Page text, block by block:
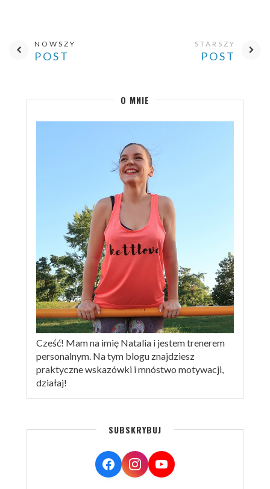
NOWSZY
POST
STARSZY
POST
O MNIE
Cześć! Mam na imię Natalia i jestem trenerem
personalnym. Na tym blogu znajdziesz
praktyczne wskazówki i mnóstwo motywacji,
działaj!
SUBSKRYBUJ